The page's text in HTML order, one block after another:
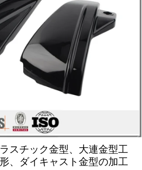
スチック金型、大連金型工
、ダイキャスト金型の加工